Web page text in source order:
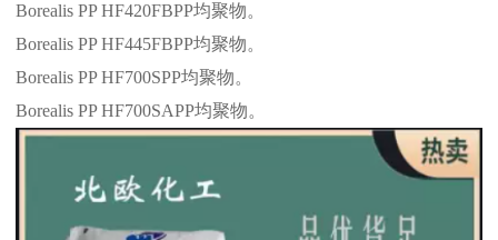
Borealis PP HF420FBPP均聚物。
Borealis PP HF445FBPP均聚物。
Borealis PP HF700SPP均聚物。
Borealis PP HF700SAPP均聚物。